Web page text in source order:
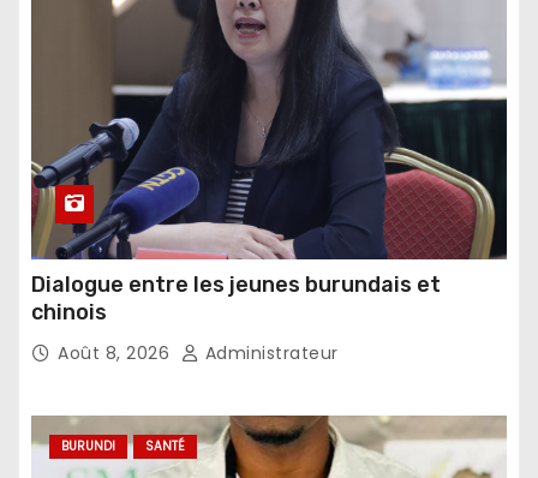
Dialogue entre les jeunes burundais et
chinois
Août 8, 2026 Administrateur
BURUNDI SANTÉ